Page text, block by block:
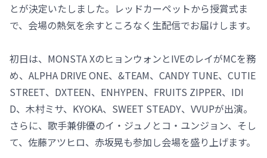
とが決定いたしました。レッドカーペットから授賞式ま
で、会場の熱気を余すところなく生配信でお届けします。
初日は、MONSTA XのヒョンウォンとIVEのレイがMCを務
め、ALPHA DRIVE ONE、&TEAM、CANDY TUNE、CUTIE
STREET、DXTEEN、ENHYPEN、FRUITS ZIPPER、IDI
D、木村ミサ、KYOKA、SWEET STEADY、VVUPが出演。
さらに、歌手兼俳優のイ・ジュノとコ・ユンジョン、そし
て、佐藤アツヒロ、赤坂晃も参加し会場を盛り上げます。